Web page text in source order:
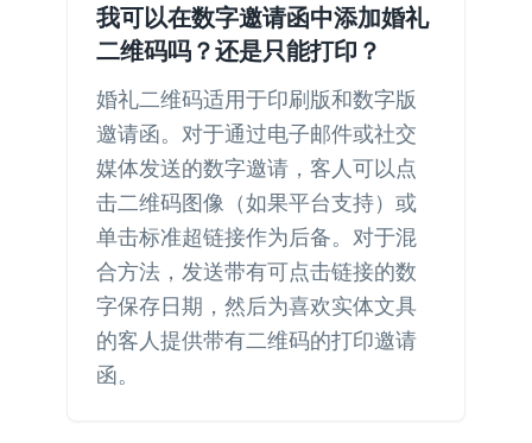
我可以在数字邀请函中添加婚礼
二维码吗？还是只能打印？
婚礼二维码适用于印刷版和数字版
邀请函。对于通过电子邮件或社交
媒体发送的数字邀请，客人可以点
击二维码图像（如果平台支持）或
单击标准超链接作为后备。对于混
合方法，发送带有可点击链接的数
字保存日期，然后为喜欢实体文具
的客人提供带有二维码的打印邀请
函。